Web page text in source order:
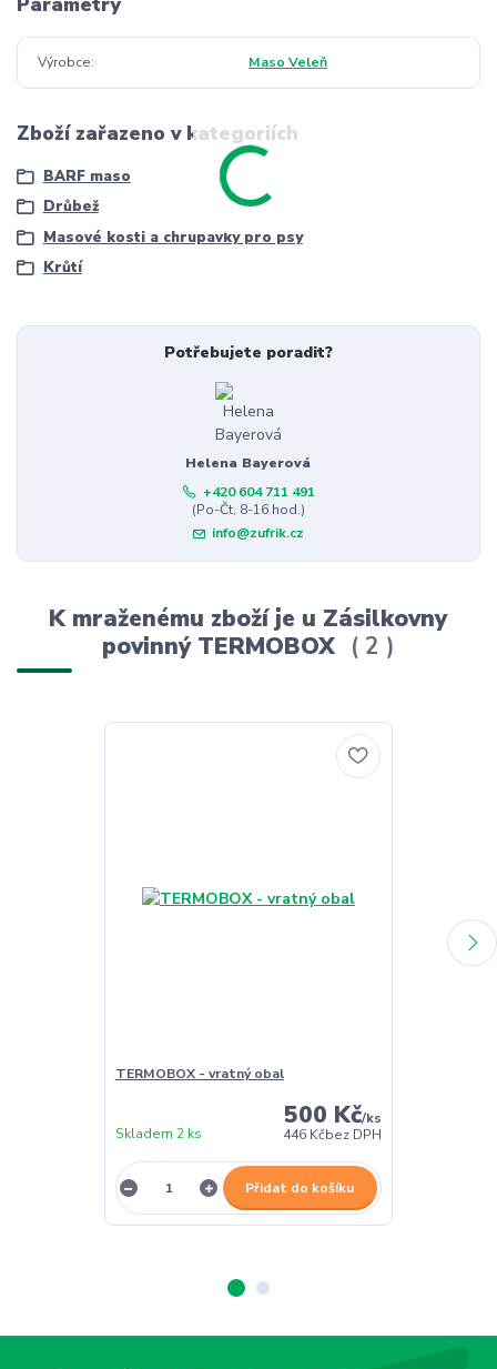
Výrobce Maso Veleň
Zboží zařazeno v kategoriích
BARF maso
Drůbež
Masové kosti a chrupavky pro psy
Krůtí
Potřebujete poradit?
Helena Bayerová
+420 604 711 491
(Po-Čt, 8-16 hod.)
info@zufrik.cz
K mraženému zboží je u Zásilkovny
povinný TERMOBOX
2
TERMOBOX - vratný obal
500 Kč/ks
446 Kčbez DPH
Skladem 2 ks
Přidat do košíku